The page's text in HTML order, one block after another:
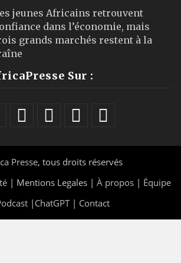
jeunes Africains retrouvent
dans l’économie, mais
grands marchés restent à la
Sur :
Presse, tous droits réservés
| Mentions Legales | À propos | Équipe
| ChatGPT| Contact